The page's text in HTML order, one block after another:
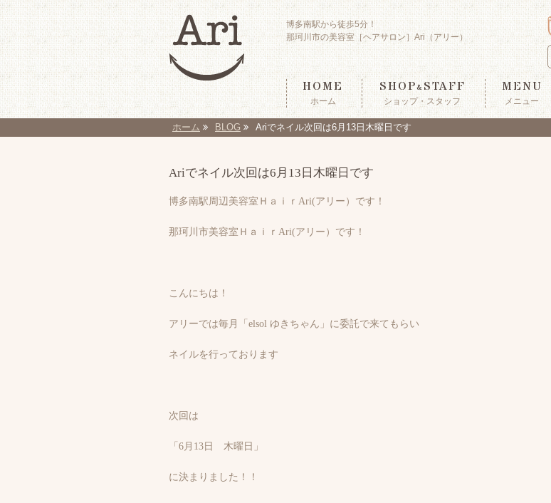
博多南駅から徒歩5分！
那珂川市の美容室［ヘアサロン］Ari（アリー）
HOME
ホーム
SHOP &STAFF
ショップ・スタッフ
MENU
メニュー
ホーム BLOG Ariでネイル次回は6月13日木曜日です
Ariでネイル次回は6月13日木曜日です
博多南駅周辺美容室ＨａｉｒAri(アリー）です！
那珂川市美容室ＨａｉｒAri(アリー）です！
こんにちは！
アリーでは毎月「elsol ゆきちゃん」に委託で来てもらい
ネイルを行っております
次回は
「6月13日 木曜日」
に決まりました！！